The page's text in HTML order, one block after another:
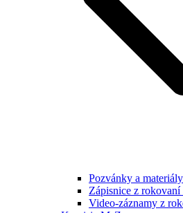
Pozvánky a
Zápisnice z
Video-záznamy z